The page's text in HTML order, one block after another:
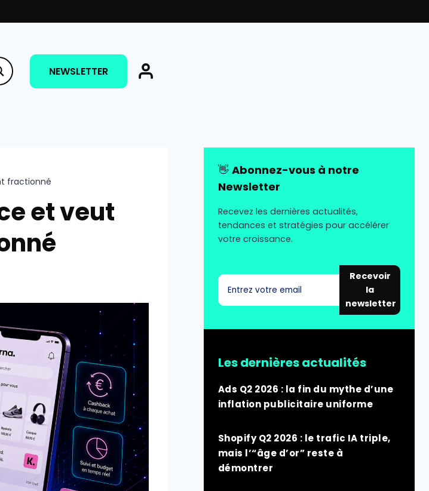
NEWSLETTER
fractionné
et veut
👋 Abonnez-vous à notre
Newsletter
Recevez les dernières actualités,
tendances et stratégies pour accélérer
votre croissance.
Recevoir
la
newsletter
Les dernières actualités
Ads Q2 2026 : la fin du mythe d’une
inflation publicitaire uniforme
Shopify Q2 2026 : le trafic IA triple,
mais l’“âge d’or” reste à
démontrer